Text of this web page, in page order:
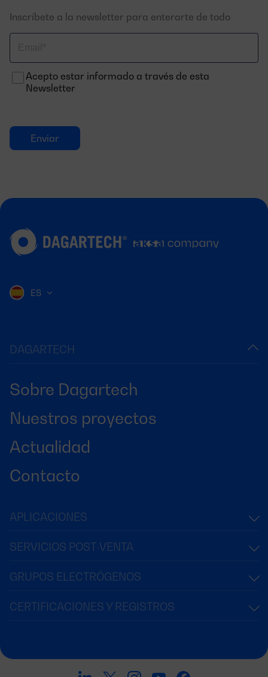
Inscríbete a la newsletter para enterarte de todo
electrónico
Acepto estar informado a través de esta
Newsletter
DAGARTECH
Sobre Dagartech
Nuestros proyectos
Actualidad
Contacto
ES
APLICACIONES
SERVICIOS POST-VENTA
GRUPOS ELECTRÓGENOS
CERTIFICACIONES Y REGISTROS